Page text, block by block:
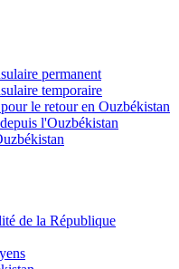
permanent
temporaire
le retour en Ouzbékistan
l'Ouzbékistan
de la République